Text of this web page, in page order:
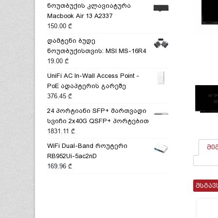
ნოუთბუქის კლავიატურა
Macbook Air 13 A2337
150.00 ₾
დამტენი ბუდე
ნოუთბუქისთვის: MSI MS-16R4
19.00 ₾
UniFi AC In-Wall Access Point -
PoE ადაპტერის გარეშე
376.45 ₾
24 პორტიანი SFP+ მართვადი
სვიჩი 2x40G QSFP+ პორტებით
1831.11 ₾
WiFi Dual-Band როუტერი
RB952Ui-5ac2nD
169.96 ₾